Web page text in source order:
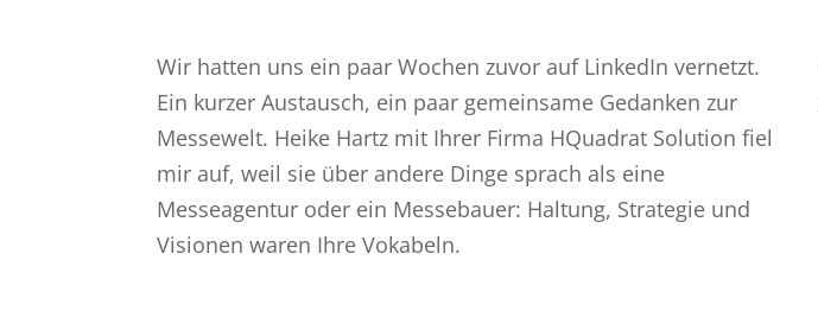
Wir hatten uns ein paar Wochen zuvor auf LinkedIn vernetzt.
Ein kurzer Austausch, ein paar gemeinsame Gedanken zur
Messewelt. Heike Hartz mit Ihrer Firma HQuadrat Solution fiel
mir auf, weil sie über andere Dinge sprach als eine
Messeagentur oder ein Messebauer: Haltung, Strategie und
Visionen waren Ihre Vokabeln.